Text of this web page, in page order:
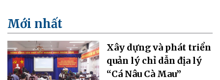
Mới nhất
Xây dựng và phát triển
quản lý chỉ dẫn địa lý
“Cá Nâu Cà Mau”